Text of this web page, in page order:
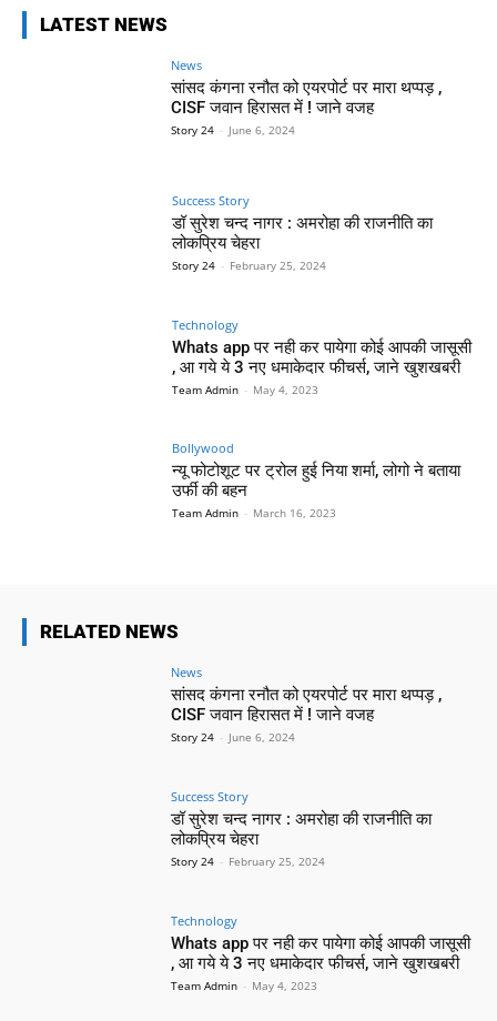
LATEST NEWS
News
सांसद कंगना रनौत को एयरपोर्ट पर मारा थप्पड़ ,
CISF जवान हिरासत में ! जाने वजह
Story 24 - June 6, 2024
Success Story
डॉ सुरेश चन्द नागर : अमरोहा की राजनीति का
लोकप्रिय चेहरा
Story 24 - February 25, 2024
Technology
Whats app पर नही कर पायेगा कोई आपकी जासूसी
, आ गये ये 3 नए धमाकेदार फीचर्स, जाने खुशखबरी
Team Admin - May 4, 2023
Bollywood
न्यू फोटोशूट पर ट्रोल हुई निया शर्मा, लोगो ने बताया
उर्फी की बहन
Team Admin - March 16, 2023
RELATED NEWS
News
सांसद कंगना रनौत को एयरपोर्ट पर मारा थप्पड़ ,
CISF जवान हिरासत में ! जाने वजह
Story 24 - June 6, 2024
Success Story
डॉ सुरेश चन्द नागर : अमरोहा की राजनीति का
लोकप्रिय चेहरा
Story 24 - February 25, 2024
Technology
Whats app पर नही कर पायेगा कोई आपकी जासूसी
, आ गये ये 3 नए धमाकेदार फीचर्स, जाने खुशखबरी
Team Admin - May 4, 2023